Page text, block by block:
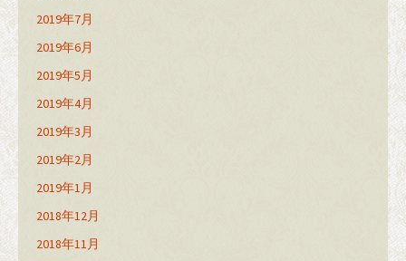
2019年7月
2019年6月
2019年5月
2019年4月
2019年3月
2019年2月
2019年1月
2018年12月
2018年11月